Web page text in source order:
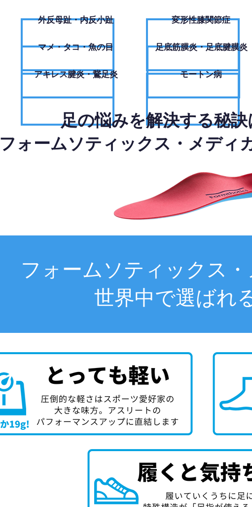
外反母趾・内反小趾
​マメ・タコ・魚の目
アキレス腱炎・鵞足炎
変形性膝関節症
足底筋膜炎・足底腱膜炎
モートン病
足の悩みを解決する秘
フォームソティックス・メディ
フォームソティックス
世界中で選ばれ